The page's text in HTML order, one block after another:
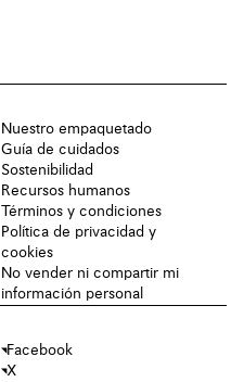
Nuestro empaquetado
Guía de cuidados
Sostenibilidad
Recursos humanos
Términos y condiciones
Política de privacidad y
cookies
No vender ni compartir mi
información personal
Facebook
X